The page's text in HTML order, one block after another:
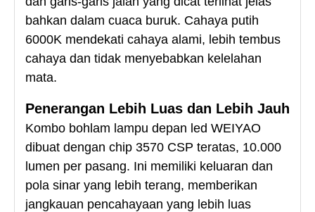
bahkan dalam cuaca buruk. Cahaya putih
6000K mendekati cahaya alami, lebih tembus
cahaya dan tidak menyebabkan kelelahan
mata.
Penerangan Lebih Luas dan Lebih Jauh
Kombo bohlam lampu depan led WEIYAO
dibuat dengan chip 3570 CSP teratas, 10.000
lumen per pasang. Ini memiliki keluaran dan
pola sinar yang lebih terang, memberikan
jangkauan pencahayaan yang lebih luas